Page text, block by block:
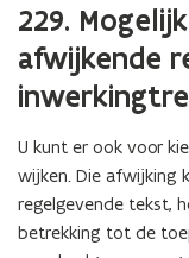
229.
afwijkende
U kunt er ook voor
wijken. Die afwijking
regelgevende tekst,
betrekking tot de